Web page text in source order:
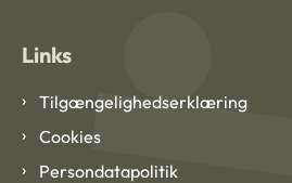
Links
Tilgængelighedserklæring
Cookies
Persondatapolitik